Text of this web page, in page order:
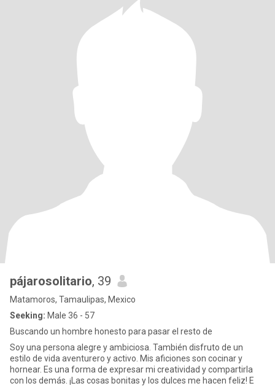
pájarosolitario, 39
Matamoros, Tamaulipas, Mexico
Seeking: Male 36 - 57
Buscando un hombre honesto para pasar el resto de
Soy una persona alegre y ambiciosa. También disfruto de un
estilo de vida aventurero y activo. Mis aficiones son cocinar y
hornear. Es una forma de expresar mi creatividad y compartirla
con los demás. ¡Las cosas bonitas y los dulces me hacen feliz! E